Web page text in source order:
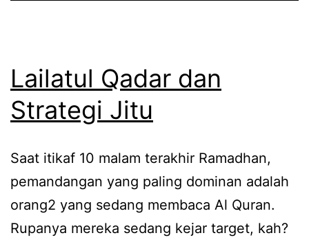
Lailatul Qadar dan
Strategi Jitu
Saat itikaf 10 malam terakhir Ramadhan,
pemandangan yang paling dominan adalah
orang2 yang sedang membaca Al Quran.
Rupanya mereka sedang kejar target, kah?